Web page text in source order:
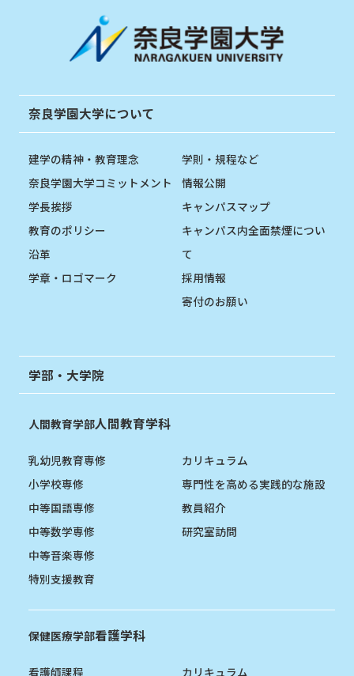
奈良学園大学について
建学の精神・教育理念
奈良学園大学コミットメント
学長挨拶
教育のポリシー
沿革
学章・ロゴマーク
学則・規程など
情報公開
キャンパスマップ
キャンパス内全面禁煙につい
て
採用情報
寄付のお願い
学部・大学院
人間教育学部人間教育学科
乳幼児教育専修
小学校専修
中等国語専修
中等数学専修
中等音楽専修
特別支援教育
カリキュラム
専門性を高める実践的な施設
教員紹介
研究室訪問
保健医療学部看護学科
看護師課程
カリキュラム